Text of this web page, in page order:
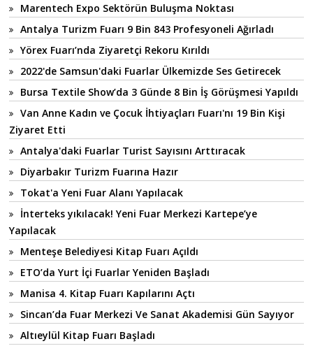
Marentech Expo Sektörün Buluşma Noktası
Antalya Turizm Fuarı 9 Bin 843 Profesyoneli Ağırladı
Yörex Fuarı’nda Ziyaretçi Rekoru Kırıldı
2022'de Samsun'daki Fuarlar Ülkemizde Ses Getirecek
Bursa Textile Show’da 3 Günde 8 Bin İş Görüşmesi Yapıldı
Van Anne Kadın ve Çocuk İhtiyaçları Fuarı'nı 19 Bin Kişi
Ziyaret Etti
Antalya'daki Fuarlar Turist Sayısını Arttıracak
Diyarbakır Turizm Fuarına Hazır
Tokat'a Yeni Fuar Alanı Yapılacak
İnterteks yıkılacak! Yeni Fuar Merkezi Kartepe’ye
Yapılacak
Menteşe Belediyesi Kitap Fuarı Açıldı
ETO’da Yurt İçi Fuarlar Yeniden Başladı
Manisa 4. Kitap Fuarı Kapılarını Açtı
Sincan’da Fuar Merkezi Ve Sanat Akademisi Gün Sayıyor
Altıeylül Kitap Fuarı Başladı